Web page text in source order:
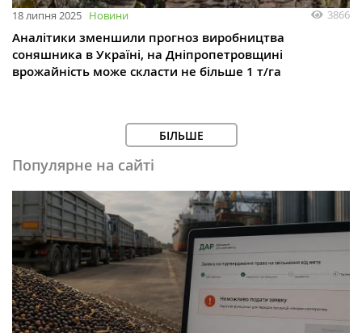
18 липня 2025 Новини 3866
Аналітики зменшили прогноз виробництва
соняшника в Україні, на Дніпропетровщині
врожайність може скласти не більше 1 т/га
БІЛЬШЕ
Популярне на сайті